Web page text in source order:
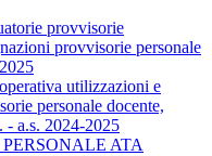
provvisorie
provvisorie personale
utilizzazioni e
personale docente,
a.s. 2024-2025
ATA